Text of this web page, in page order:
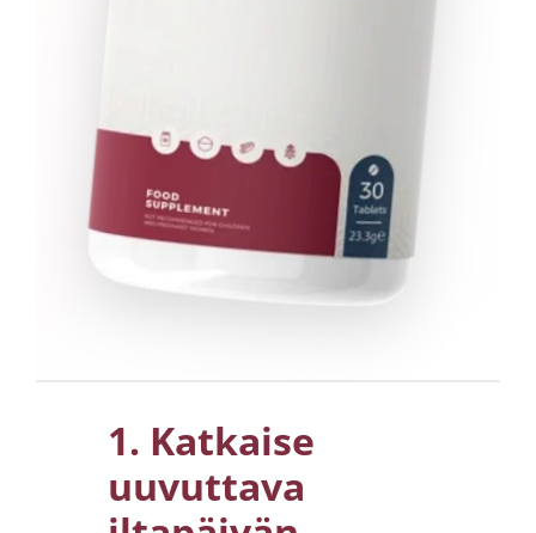
1. Katkaise
uuvuttava